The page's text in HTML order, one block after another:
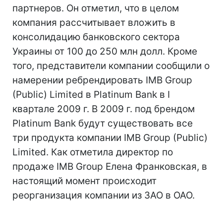
партнеров. Он отметил, что в целом
компания рассчитывает вложить в
консолидацию банковского сектора
Украины от 100 до 250 млн долл. Кроме
того, представители компании сообщили о
намерении ребрендировать IMB Group
(Public) Limited в Platinum Bank в I
квартале 2009 г. В 2009 г. под брендом
Platinum Bank будут существовать все
три продукта компании IMB Group (Public)
Limited. Как отметила директор по
продаже IMB Group Елена Франковская, в
настоящий момент происходит
реорганизация компании из ЗАО в ОАО.